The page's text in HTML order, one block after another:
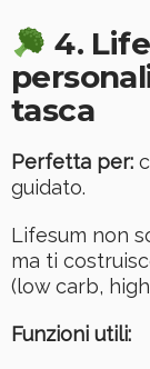
4.
tasca
Perfetta per:
guidato.
Lifesum non
ma ti
(low carb,
Funzioni utili: